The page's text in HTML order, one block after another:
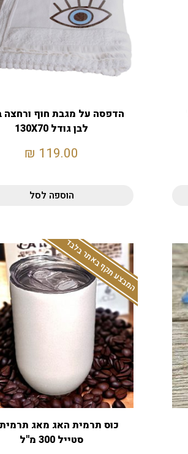
הדפסה על מגבת חוף ורחצה
לבן גודל 130X70
119.00
₪
הוספה לסל
המבצע תקף באתר בלבד
כוס תרמית האג מאג
סטייל 300 מ"ל